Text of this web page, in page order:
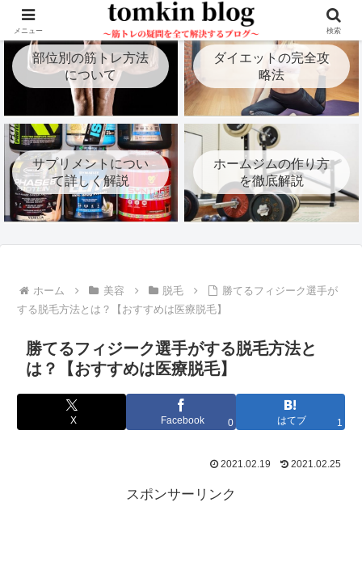
部位別の筋トレ方法
について
ダイエットの完全攻
略法
サプリメントについ
て詳しく解説
ホームジムの作り方
を徹底解説
ホーム 美容 脱毛
勝てるフィジーク選手が
する脱毛方法とは？【おすすめは医療脱毛】
勝てるフィジーク選手がする脱毛方法と
は？【おすすめは医療脱毛】
X Facebook 0 はてブ 1
2021.02.19 2021.02.25
スポンサーリンク
メニュー 検索